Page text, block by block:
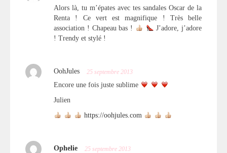
Alors là, tu m’épates avec tes sandales Oscar de la
Renta ! Ce vert est magnifique ! Très belle
association ! Chapeau bas !
J’adore, j’adore
! Trendy et stylé !
OohJules 25 septembre 2013
Encore une fois juste sublime
Julien
https://oohjules.com
Ophelie 25 septembre 2013